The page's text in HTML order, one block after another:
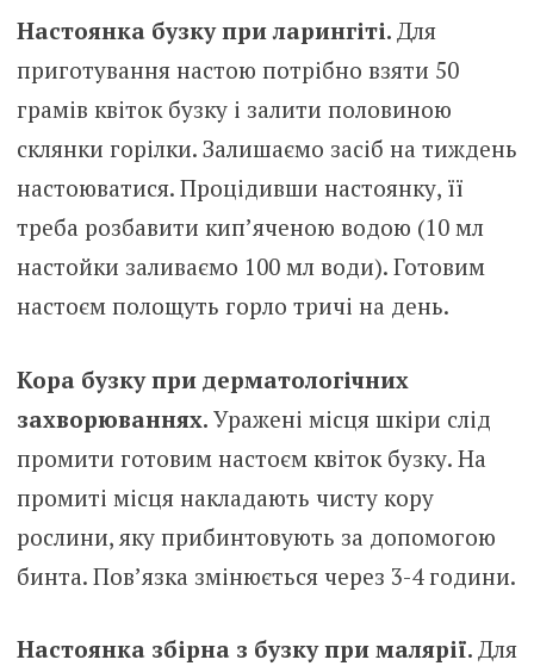
Настоянка бузку при ларингіті. Для
приготування настою потрібно взяти 50
грамів квіток бузку і залити половиною
склянки горілки. Залишаємо засіб на тиждень
настоюватися. Процідивши настоянку, її
треба розбавити кип’яченою водою (10 мл
настойки заливаємо 100 мл води). Готовим
настоєм полощуть горло тричі на день.
Кора бузку при дерматологічних
захворюваннях. Уражені місця шкіри слід
промити готовим настоєм квіток бузку. На
промиті місця накладають чисту кору
рослини, яку прибинтовують за допомогою
бинта. Пов’язка змінюється через 3-4 години.
Настоянка збірна з бузку при малярії. Для